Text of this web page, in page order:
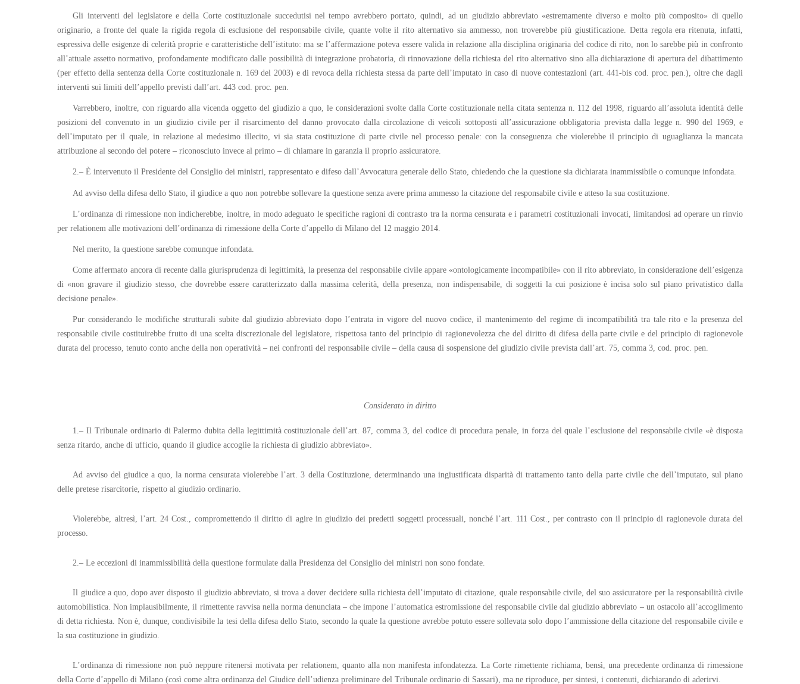
Gli interventi del legislatore e della Corte costituzionale succedutisi nel tempo avrebbero portato, quindi, ad un giudizio abbreviato «estremamente diverso e molto più composito» di quello
originario, a fronte del quale la rigida regola di esclusione del responsabile civile, quante volte il rito alternativo sia ammesso, non troverebbe più giustificazione. Detta regola era ritenuta, infatti,
espressiva delle esigenze di celerità proprie e caratteristiche dell’istituto: ma se l’affermazione poteva essere valida in relazione alla disciplina originaria del codice di rito, non lo sarebbe più in confronto
all’attuale assetto normativo, profondamente modificato dalle possibilità di integrazione probatoria, di rinnovazione della richiesta del rito alternativo sino alla dichiarazione di apertura del dibattimento
(per effetto della sentenza della Corte costituzionale n. 169 del 2003) e di revoca della richiesta stessa da parte dell’imputato in caso di nuove contestazioni (art. 441-bis cod. proc. pen.), oltre che dagli
interventi sui limiti dell’appello previsti dall’art. 443 cod. proc. pen.
Varrebbero, inoltre, con riguardo alla vicenda oggetto del giudizio a quo, le considerazioni svolte dalla Corte costituzionale nella citata sentenza n. 112 del 1998, riguardo all’assoluta identità delle
posizioni del convenuto in un giudizio civile per il risarcimento del danno provocato dalla circolazione di veicoli sottoposti all’assicurazione obbligatoria prevista dalla legge n. 990 del 1969, e
dell’imputato per il quale, in relazione al medesimo illecito, vi sia stata costituzione di parte civile nel processo penale: con la conseguenza che violerebbe il principio di uguaglianza la mancata
attribuzione al secondo del potere – riconosciuto invece al primo – di chiamare in garanzia il proprio assicuratore.
2.– È intervenuto il Presidente del Consiglio dei ministri, rappresentato e difeso dall’Avvocatura generale dello Stato, chiedendo che la questione sia dichiarata inammissibile o comunque infondata.
Ad avviso della difesa dello Stato, il giudice a quo non potrebbe sollevare la questione senza avere prima ammesso la citazione del responsabile civile e atteso la sua costituzione.
L’ordinanza di rimessione non indicherebbe, inoltre, in modo adeguato le specifiche ragioni di contrasto tra la norma censurata e i parametri costituzionali invocati, limitandosi ad operare un rinvio
per relationem alle motivazioni dell’ordinanza di rimessione della Corte d’appello di Milano del 12 maggio 2014.
Nel merito, la questione sarebbe comunque infondata.
Come affermato ancora di recente dalla giurisprudenza di legittimità, la presenza del responsabile civile appare «ontologicamente incompatibile» con il rito abbreviato, in considerazione dell’esigenza
di «non gravare il giudizio stesso, che dovrebbe essere caratterizzato dalla massima celerità, della presenza, non indispensabile, di soggetti la cui posizione è incisa solo sul piano privatistico dalla
decisione penale».
Pur considerando le modifiche strutturali subite dal giudizio abbreviato dopo l’entrata in vigore del nuovo codice, il mantenimento del regime di incompatibilità tra tale rito e la presenza del
responsabile civile costituirebbe frutto di una scelta discrezionale del legislatore, rispettosa tanto del principio di ragionevolezza che del diritto di difesa della parte civile e del principio di ragionevole
durata del processo, tenuto conto anche della non operatività – nei confronti del responsabile civile – della causa di sospensione del giudizio civile prevista dall’art. 75, comma 3, cod. proc. pen.
Considerato in diritto
1.– Il Tribunale ordinario di Palermo dubita della legittimità costituzionale dell’art. 87, comma 3, del codice di procedura penale, in forza del quale l’esclusione del responsabile civile «è disposta
senza ritardo, anche di ufficio, quando il giudice accoglie la richiesta di giudizio abbreviato».
Ad avviso del giudice a quo, la norma censurata violerebbe l’art. 3 della Costituzione, determinando una ingiustificata disparità di trattamento tanto della parte civile che dell’imputato, sul piano
delle pretese risarcitorie, rispetto al giudizio ordinario.
Violerebbe, altresì, l’art. 24 Cost., compromettendo il diritto di agire in giudizio dei predetti soggetti processuali, nonché l’art. 111 Cost., per contrasto con il principio di ragionevole durata del
processo.
2.– Le eccezioni di inammissibilità della questione formulate dalla Presidenza del Consiglio dei ministri non sono fondate.
Il giudice a quo, dopo aver disposto il giudizio abbreviato, si trova a dover decidere sulla richiesta dell’imputato di citazione, quale responsabile civile, del suo assicuratore per la responsabilità civile
automobilistica. Non implausibilmente, il rimettente ravvisa nella norma denunciata – che impone l’automatica estromissione del responsabile civile dal giudizio abbreviato – un ostacolo all’accoglimento
di detta richiesta. Non è, dunque, condivisibile la tesi della difesa dello Stato, secondo la quale la questione avrebbe potuto essere sollevata solo dopo l’ammissione della citazione del responsabile civile e
la sua costituzione in giudizio.
L’ordinanza di rimessione non può neppure ritenersi motivata per relationem, quanto alla non manifesta infondatezza. La Corte rimettente richiama, bensì, una precedente ordinanza di rimessione
della Corte d’appello di Milano (così come altra ordinanza del Giudice dell’udienza preliminare del Tribunale ordinario di Sassari), ma ne riproduce, per sintesi, i contenuti, dichiarando di aderirvi.